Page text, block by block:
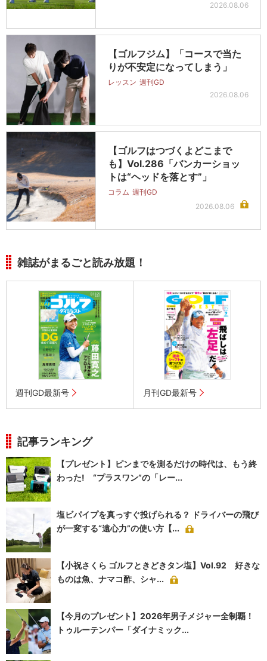
2026.08.06
【ゴルフジム】「コースで当た
りが不安定になってしまう」
レッスン 週刊GD
2026.08.06
【ゴルフはつづくよどこまで
も】Vol.286「バンカーショッ
トは“ヘッドを落とす”」
コラム 週刊GD
2026.08.06
雑誌がまるごと読み放題！
週刊GD最新号 月刊GD最新号
記事ランキング
【プレゼント】ピンまでを測るだけの時代は、もう終
わった! “プラスワン”の「レー...
塩ビパイプを真っすぐ投げられる？ ドライバーの飛び
が一変する“遠心力”の使い方【...
【小祝さくら ゴルフときどきタン塩】Vol.92 好きな
ものは魚、ナマコ酢、シャ...
【今月のプレゼント】2026年男子メジャー全制覇！
トゥルーテンパー「ダイナミック...